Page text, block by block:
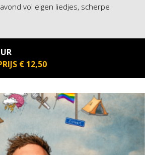
vol eigen liedjes, scherpe
€ 12,50